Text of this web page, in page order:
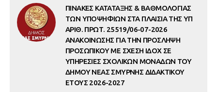
ΠΙΝΑΚΕΣ ΚΑΤΑΤΑΞΗΣ & ΒΑΘΜΟΛΟΓΙΑΣ
ΤΩΝ ΥΠΟΨΗΦΙΩΝ ΣΤΑ ΠΛΑΙΣΙΑ ΤΗΣ ΥΠ
ΑΡΙΘ. ΠΡΩΤ. 25519/06-07-2026
ΑΝΑΚΟΙΝΩΣΗΣ ΓΙΑ ΤΗΝ ΠΡΟΣΛΗΨΗ
ΠΡΟΣΩΠΙΚΟΥ ΜΕ ΣΧΕΣΗ ΙΔΟΧ ΣΕ
ΥΠΗΡΕΣΙΕΣ ΣΧΟΛΙΚΩΝ ΜΟΝΑΔΩΝ ΤΟΥ
ΔΗΜΟΥ ΝΕΑΣ ΣΜΥΡΝΗΣ ΔΙΔΑΚΤΙΚΟΥ
ΕΤΟΥΣ 2026-2027